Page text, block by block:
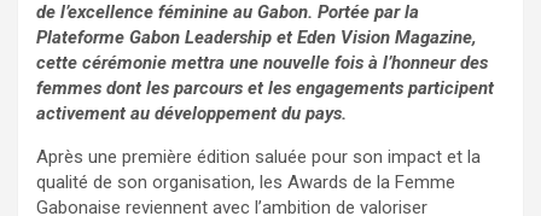
de l’excellence féminine au Gabon. Portée par la
Plateforme Gabon Leadership et Eden Vision Magazine,
cette cérémonie mettra une nouvelle fois à l’honneur des
femmes dont les parcours et les engagements participent
activement au développement du pays.
Après une première édition saluée pour son impact et la
qualité de son organisation, les Awards de la Femme
Gabonaise reviennent avec l’ambition de valoriser